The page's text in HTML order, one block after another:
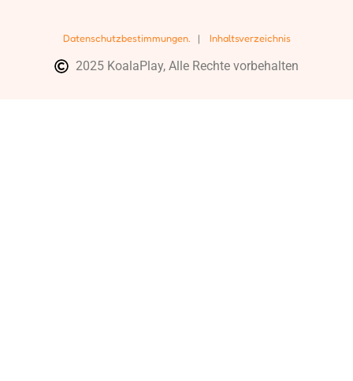
Datenschutzbestimmungen. | Inhaltsverzeichnis
2025 KoalaPlay, Alle Rechte vorbehalten